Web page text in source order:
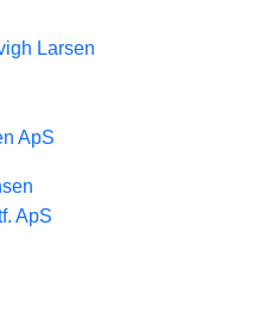
Larsen
ApS
ApS